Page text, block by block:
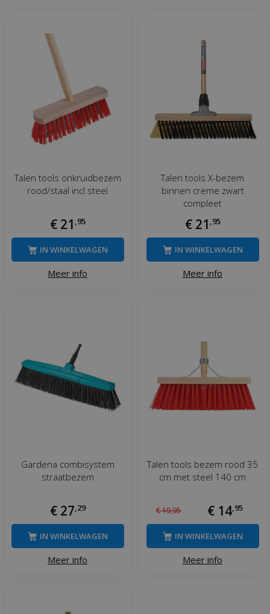
Talen tools onkruidbezem
rood/staal incl.steel
€ 21 ,95
Meer info
IN WINKELWAGEN
Talen tools X-bezem
binnen creme zwart
compleet
€ 21 ,95
Meer info
IN WINKELWAGEN
Gardena combisystem
straatbezem
€ 27,29
Meer info
IN WINKELWAGEN
Talen tools bezem rood 35
cm met steel 140 cm
€19,95 € 14,95
Meer info
IN WINKELWAGEN